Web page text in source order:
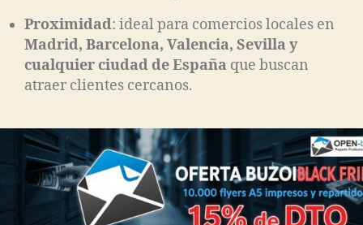
Proximidad: ideal para comercios locales en
Madrid, Barcelona, Valencia, Sevilla y
cualquier ciudad de España que buscan
atraer clientes cercanos.